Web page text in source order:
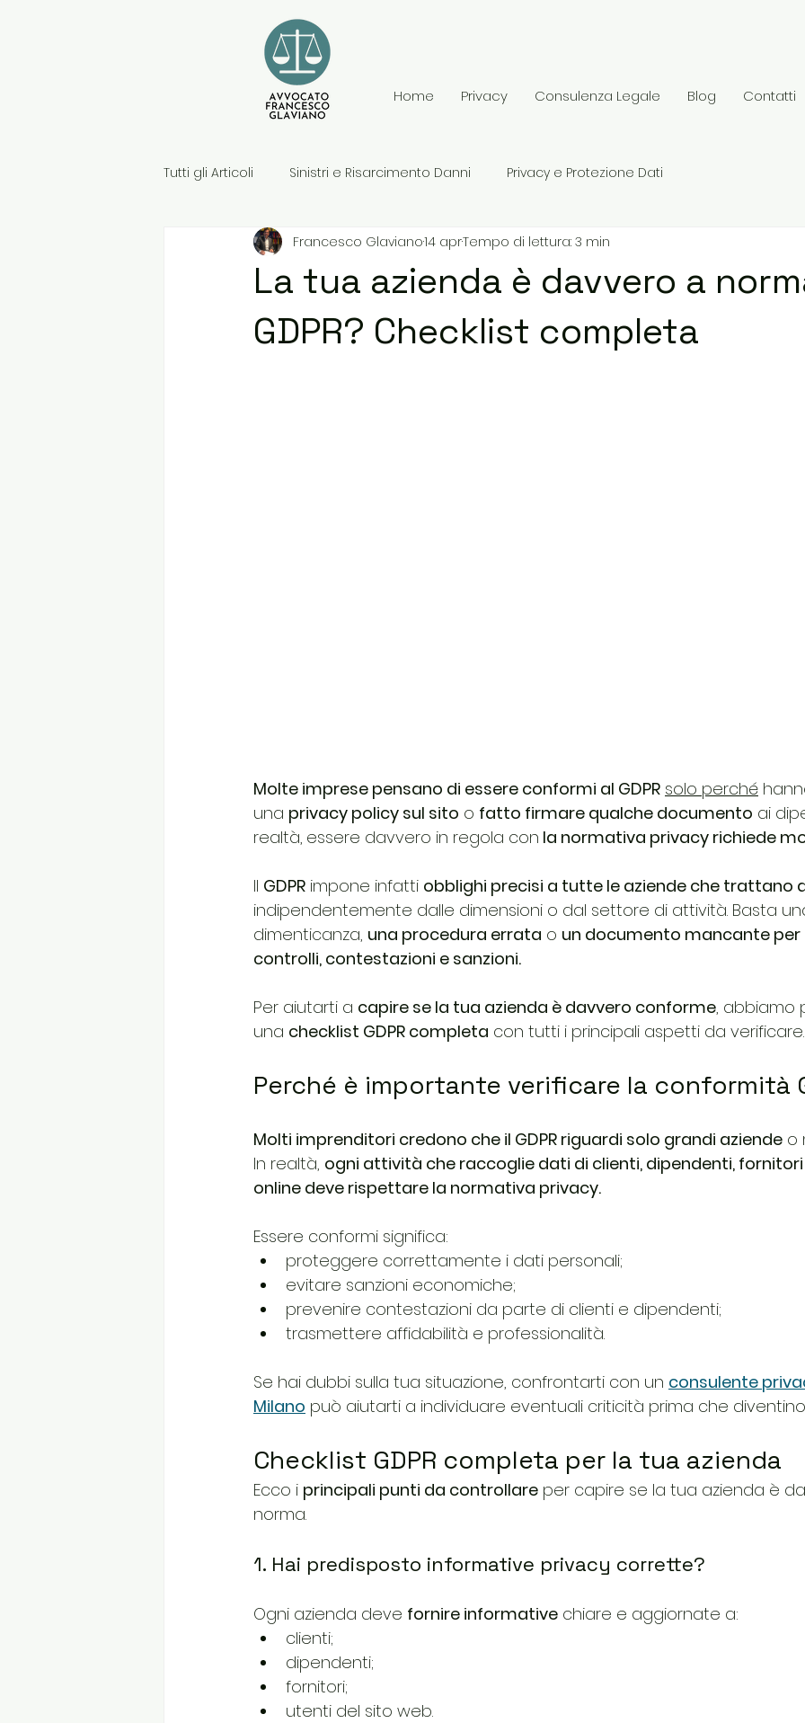
Home Privacy Consulenza Legale Blog Contatti
Tutti gli Articoli Sinistri e Risarcimento Danni Privacy e Protezione Dati
La tua azienda è davvero a
GDPR? Checklist completa
Francesco Glaviano14 aprTempo di lettura: 3 min
Molte imprese pensano di essere conformi al GDPR solo perché
una privacy policy sul sito o fatto firmare qualche documento ai
realtà, essere davvero in regola con la normativa privacy richiede
Il GDPR impone infatti obblighi precisi a tutte le aziende che trattano
indipendentemente dalle dimensioni o dal settore di attività. Basta
dimenticanza, una procedura errata o un documento mancante
controlli, contestazioni e sanzioni.
Per aiutarti a capire se la tua azienda è davvero conforme,
una checklist GDPR completa con tutti i principali aspetti da verificare.
Perché è importante verificare la conformità
Molti imprenditori credono che il GDPR riguardi solo grandi aziende o
In realtà, ogni attività che raccoglie dati di clienti, dipendenti,
online deve rispettare la normativa privacy.
Essere conformi significa:
proteggere correttamente i dati personali;
evitare sanzioni economiche;
prevenire contestazioni da parte di clienti e dipendenti;
trasmettere affidabilità e professionalità.
Se hai dubbi sulla tua situazione, confrontarti con un consulente
Milano può aiutarti a individuare eventuali criticità prima che
Checklist GDPR completa per la tua azienda
Ecco i principali punti da controllare per capire se la tua azienda è
norma.
1. Hai predisposto informative privacy corrette?
Ogni azienda deve fornire informative chiare e aggiornate a:
clienti;
dipendenti;
fornitori;
utenti del sito web.